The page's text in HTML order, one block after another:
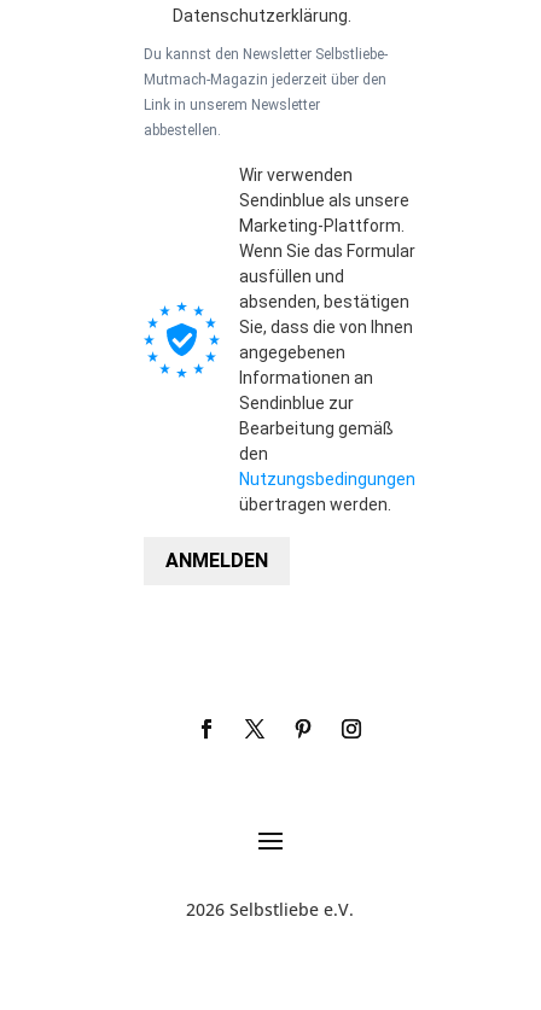
Datenschutzerklärung.
Du kannst den Newsletter Selbstliebe-
Mutmach-Magazin jederzeit über den
Link in unserem Newsletter
abbestellen.
Wir verwenden
Sendinblue als unsere
Marketing-Plattform.
Wenn Sie das Formular
ausfüllen und
absenden, bestätigen
Sie, dass die von Ihnen
angegebenen
Informationen an
Sendinblue zur
Bearbeitung gemäß
den
Nutzungsbedingungen
übertragen werden.
ANMELDEN
2026 Selbstliebe e.V.